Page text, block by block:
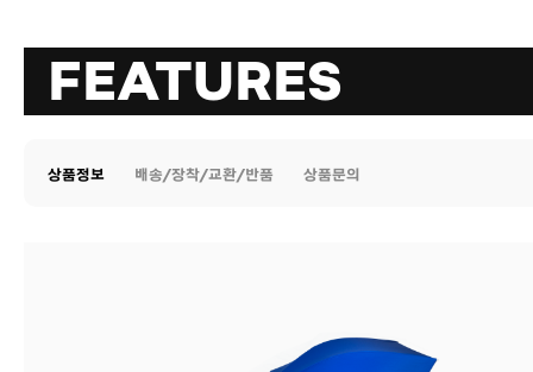
FEATURES
상품정보 배송/장착/교환/반품 상품문의